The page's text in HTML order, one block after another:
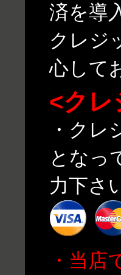
済を導
クレジ
心して
<クレ
・クレ
となっ
力下さ
・当店